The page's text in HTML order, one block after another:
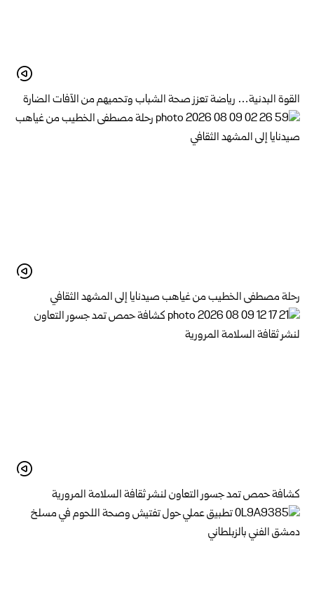
القوة البدنية… رياضة تعزز صحة الشباب وتحميهم من الآفات الضارة
رحلة مصطفى الخطيب من غياهب صيدنايا إلى المشهد الثقافي
كشافة حمص تمد جسور التعاون لنشر ثقافة السلامة المرورية